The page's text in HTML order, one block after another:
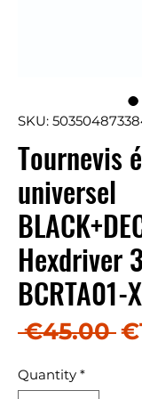
SKU:
Tournevis
universel
Hexdriver
BCRTA01-
€45.00
Quantity *